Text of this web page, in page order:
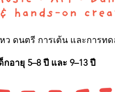
ว ดนตรี การเต้น และการท
กอายุ 5–8 ปี และ 9–13 ปี